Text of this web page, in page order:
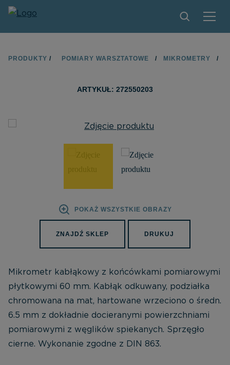
PRODUKTY
KONTAKT
O MARCE LIMIT
PLIKI DO POBRANIA
PRODUKTY / POMIARY WARSZTATOWE / MIKROMETRY /
ARTYKUŁ: 272550203
POKAŻ WSZYSTKIE OBRAZY
ZNAJDŹ SKLEP DRUKUJ
Mikrometr kabłąkowy z końcówkami pomiarowymi
płytkowymi 60 mm. Kabłąk odkuwany, podziałka
chromowana na mat, hartowane wrzeciono o średn.
6.5 mm z dokładnie docieranymi powierzchniami
pomiarowymi z węglików spiekanych. Sprzęgło
cierne. Wykonanie zgodne z DIN 863.